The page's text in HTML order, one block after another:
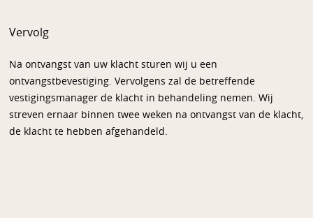
Vervolg
Na ontvangst van uw klacht sturen wij u een
ontvangstbevestiging. Vervolgens zal de betreffende
vestigingsmanager de klacht in behandeling nemen. Wij
streven ernaar binnen twee weken na ontvangst van de klacht,
de klacht te hebben afgehandeld.